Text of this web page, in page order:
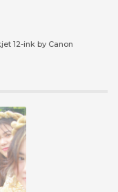
12-ink by Canon